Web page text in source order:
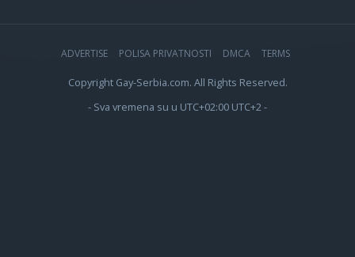
ADVERTISE POLISA PRIVATNOSTI DMCA TERMS
Copyright Gay-Serbia.com. All Rights Reserved.
- Sva vremena su u UTC+02:00 UTC+2 -